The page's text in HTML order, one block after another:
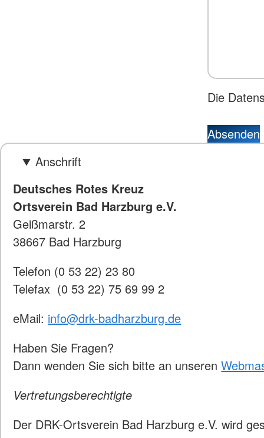
Die
Absenden
Anschrift
Deutsches Rotes Kreuz
Ortsverein Bad Harzburg e.V.
Geißmarstr. 2
38667 Bad Harzburg
Telefon (0 53 22) 23 80
Telefax (0 53 22) 75 69 99 2
eMail: info@drk-badharzburg.de
Haben Sie Fragen?
Dann wenden Sie sich bitte an unseren
Vertretungsberechtigte
Der DRK-Ortsverein Bad Harzburg e.V. wird